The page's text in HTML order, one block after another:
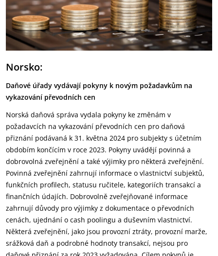
Norsko:
Daňové úřady vydávají pokyny k novým požadavkům na
vykazování převodních cen
Norská daňová správa vydala pokyny ke změnám v
požadavcích na vykazování převodních cen pro daňová
přiznání podávaná k 31. května 2024 pro subjekty s účetním
obdobím končícím v roce 2023. Pokyny uvádějí povinná a
dobrovolná zveřejnění a také výjimky pro některá zveřejnění.
Povinná zveřejnění zahrnují informace o vlastnictví subjektů,
funkčních profilech, statusu ručitele, kategoriích transakcí a
finančních údajích. Dobrovolně zveřejňované informace
zahrnují důvody pro výjimky z dokumentace o převodních
cenách, ujednání o cash poolingu a duševním vlastnictví.
Některá zveřejnění, jako jsou provozní ztráty, provozní marže,
srážková daň a podrobné hodnoty transakcí, nejsou pro